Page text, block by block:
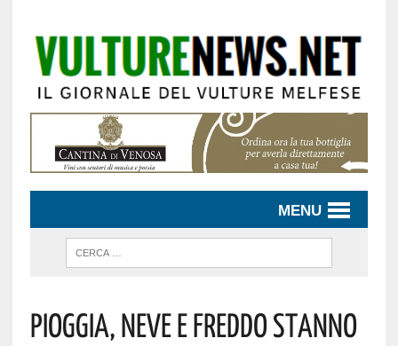
MENU
PIOGGIA, NEVE E FREDDO STANNO